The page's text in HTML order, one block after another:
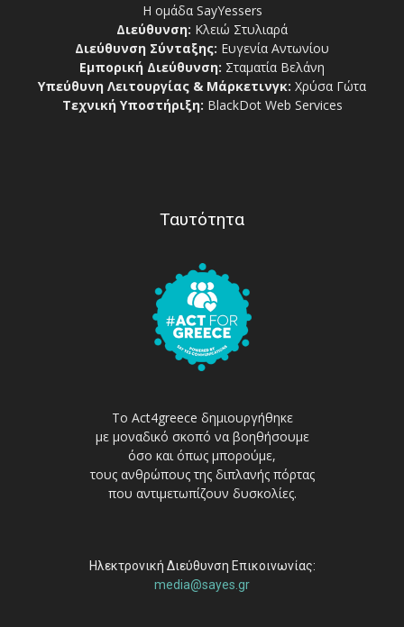
Η ομάδα SayYessers
Διεύθυνση: Κλειώ Στυλιαρά
Διεύθυνση Σύνταξης: Ευγενία Αντωνίου
Εμπορική Διεύθυνση: Σταματία Βελάνη
Υπεύθυνη Λειτουργίας & Μάρκετινγκ: Χρύσα Γώτα
Τεχνική Υποστήριξη: BlackDot Web Services
Ταυτότητα
Το Act4greece δημιουργήθηκε
με μοναδικό σκοπό να βοηθήσουμε
όσο και όπως μπορούμε,
τους ανθρώπους της διπλανής πόρτας
που αντιμετωπίζουν δυσκολίες.
Ηλεκτρονική Διεύθυνση Επικοινωνίας:
media@sayes.gr